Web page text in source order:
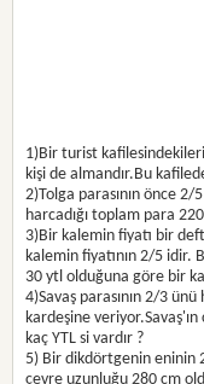
1)Bir turist
kişi de almandır.Bu
2)Tolga parasının önce
harcadığı toplam para
3)Bir kalemin fiyatı bir
kalemin fiyatının 2/5 idir.
30 ytl olduğuna göre bir
4)Savaş parasının 2/3
kardeşine veriyor.Savaş'ın
kaç YTL si vardır ?
5) Bir dikdörtgenin eninin
çevre uzunluğu 280cm